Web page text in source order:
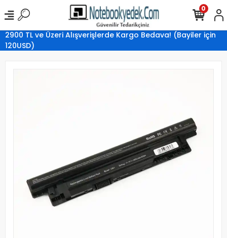
2900 TL ve Üzeri Alışverişlerde Kargo Bedava! (Bayiler için
120USD)
0